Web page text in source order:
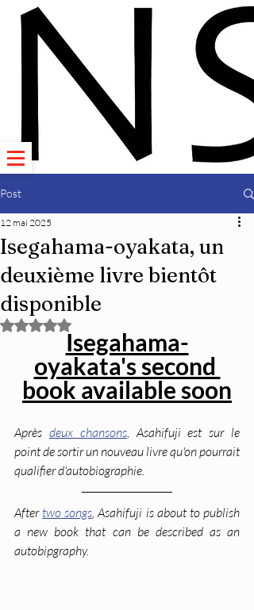
Post
Isegahama-oyakata, un
deuxième livre bientôt
disponible
12 mai 2025
Noté NaN étoiles sur 5.
Isegahama-
oyakata's second
book available soon
Après deux chansons, Asahifuji est sur le
point de sortir un nouveau livre qu'on pourrait
qualifier d'autobiographie.
After two songs, Asahifuji is about to publish
a new book that can be described as an
autobipgraphy.